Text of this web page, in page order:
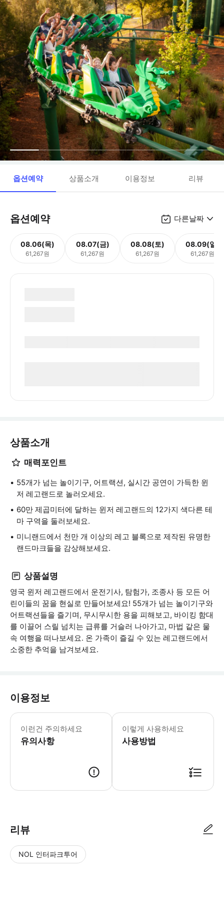
옵션예약 상품소개 이용정보 리뷰
옵션예약 다른날짜
08.06(목)
61,267원
08.07(금)
61,267원
08.08(토)
61,267원
08.09(일)
61,267원
상품소개
매력포인트
55개가 넘는 놀이기구, 어트랙션, 실시간 공연이 가득한 윈
저 레고랜드로 놀러오세요.
60만 제곱미터에 달하는 윈저 레고랜드의 12가지 색다른 테
마 구역을 둘러보세요.
미니랜드에서 천만 개 이상의 레고 블록으로 제작된 유명한
랜드마크들을 감상해보세요.
상품설명
영국 윈저 레고랜드에서 운전기사, 탐험가, 조종사 등 모든 어
린이들의 꿈을 현실로 만들어보세요! 55개가 넘는 놀이기구와
어트랙션들을 즐기며, 무시무시한 용을 피해보고, 바이킹 함대
를 이끌어 스릴 넘치는 급류를 거슬러 나아가고, 마법 같은 물
속 여행을 떠나보세요. 온 가족이 즐길 수 있는 레고랜드에서
소중한 추억을 남겨보세요.
이용정보
이런건 주의하세요
유의사항
어린이 규정 - 신장 90cm 미만 어린
이렇게 사용하세요
사용방법
리뷰
NOL 인터파크투어